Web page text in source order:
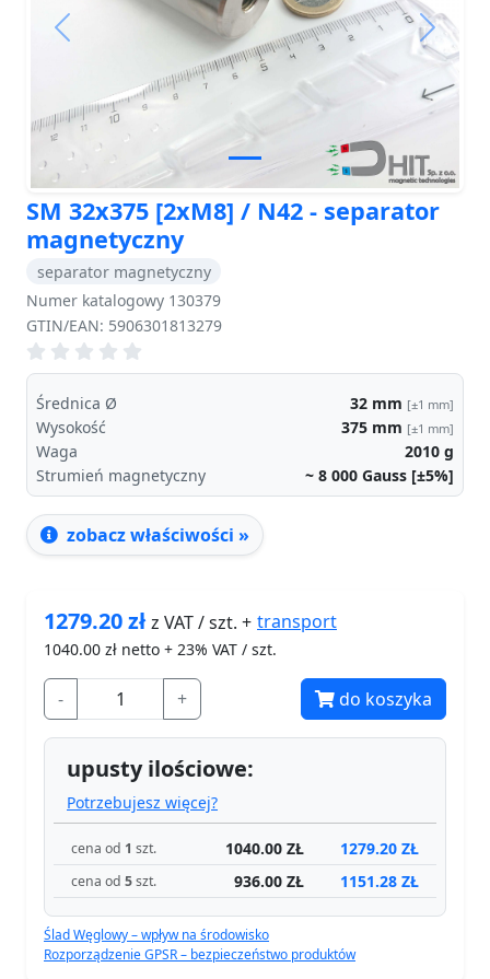
Previous Next
SM 32x375 [2xM8] / N42 - separator
magnetyczny
separator magnetyczny
Numer katalogowy 130379
GTIN/EAN: 5906301813279
Średnica Ø 32 mm [±1 mm]
Wysokość 375 mm [±1 mm]
Waga 2010 g
Strumień magnetyczny
~ 8 000 Gauss [±5%]
zobacz właściwości »
1279.20złz VAT / szt. + transport
1040.00 zł netto + 23% VAT / szt.
- + do koszyka
upusty ilościowe:
Potrzebujesz więcej?
cena od 1 szt. 1040.00 ZŁ 1279.20 ZŁ
cena od 5szt. 936.00 ZŁ 1151.28 ZŁ
Ślad Węglowy – wpływ na środowisko
Rozporządzenie GPSR – bezpieczeństwo produktów